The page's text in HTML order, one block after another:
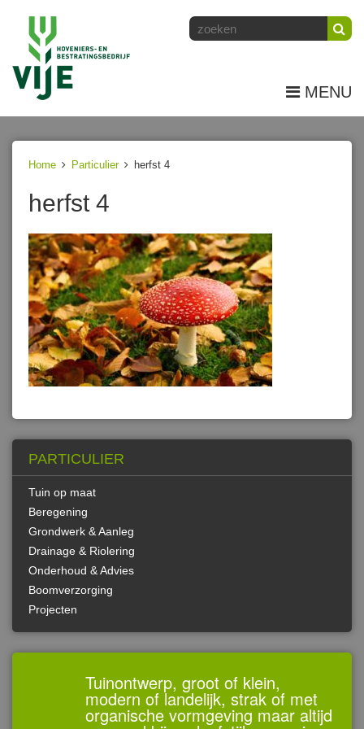
MENU
Home Particulier herfst 4
herfst 4
PARTICULIER
Tuin op maat
Beregening
Grondwerk & Aanleg
Drainage & Riolering
Onderhoud & Advies
Boomverzorging
Projecten
Tuinontwerp, groot of klein,
modern of landelijk, strak of met
organische vormgeving maar altijd